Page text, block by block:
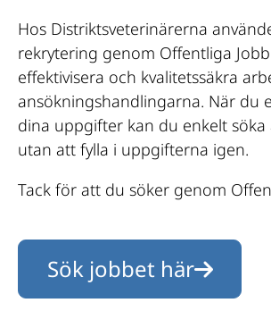
Hos Distriktsveterinärerna
rekrytering genom Offentliga
effektivisera och kvalitetssäkra
ansökningshandlingarna. När du
dina uppgifter kan du enkelt
utan att fylla i uppgifterna igen.
Tack för att du söker genom
Sök jobbet här